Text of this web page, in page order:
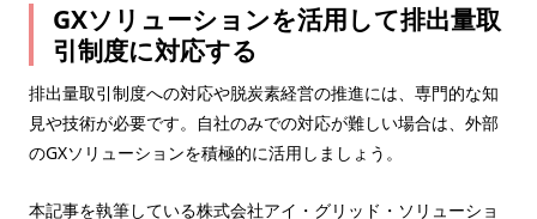
GXソリューションを活用して排出量取
引制度に対応する
排出量取引制度への対応や脱炭素経営の推進には、専門的な知
見や技術が必要です。自社のみでの対応が難しい場合は、外部
のGXソリューションを積極的に活用しましょう。
本記事を執筆している株式会社アイ・グリッド・ソリューショ